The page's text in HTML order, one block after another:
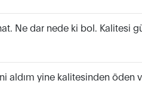
Ne dar nede ki bol. Kalitesi
aldım yine kalitesinden öden